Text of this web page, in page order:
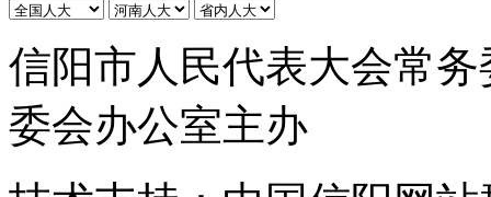
信阳市人民代表大会常
委会办公室主办